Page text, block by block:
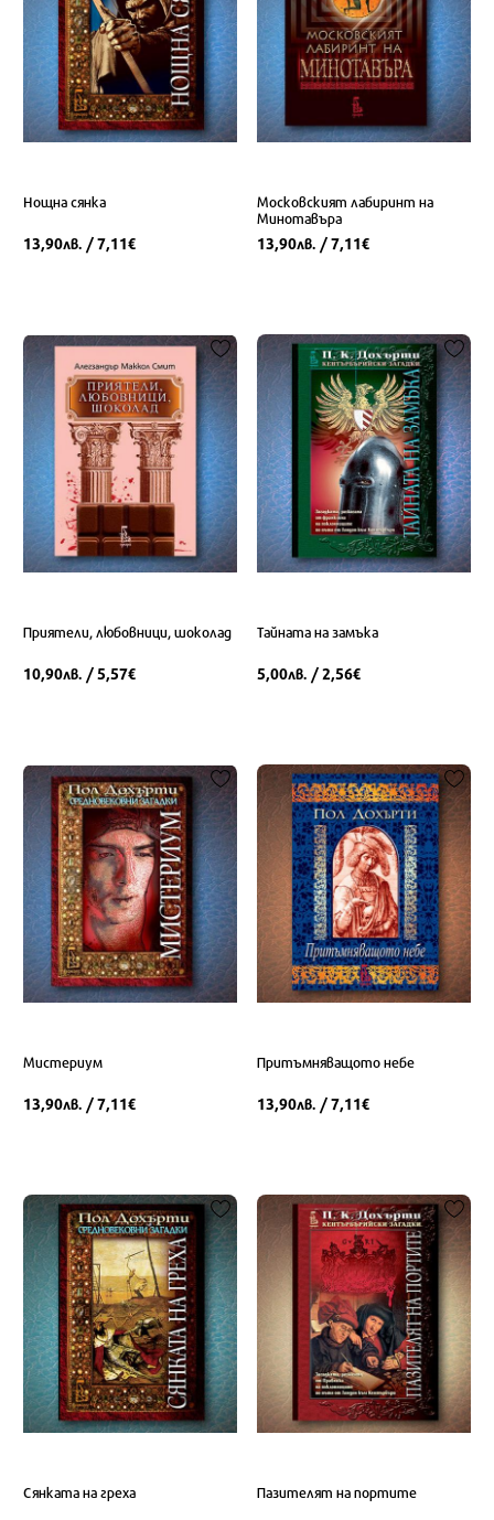
Нощна сянка
13,90лв. / 7,11€
Московският лабиринт на
Минотавъра
13,90лв. / 7,11€
Приятели, любовници, шоколад
10,90лв. / 5,57€
Тайната на замъка
5,00лв. / 2,56€
Мистериум
13,90лв. / 7,11€
Притъмняващото небе
13,90лв. / 7,11€
Сянката на греха Пазителят на портите